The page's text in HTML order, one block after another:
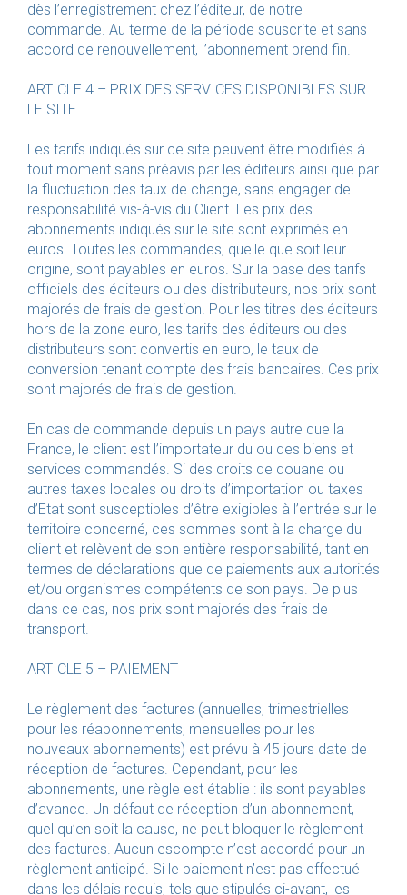
dès l’enregistrement chez l’éditeur, de notre
commande. Au terme de la période souscrite et sans
accord de renouvellement, l’abonnement prend fin.
ARTICLE 4 – PRIX DES SERVICES DISPONIBLES SUR
LE SITE
Les tarifs indiqués sur ce site peuvent être modifiés à
tout moment sans préavis par les éditeurs ainsi que par
la fluctuation des taux de change, sans engager de
responsabilité vis-à-vis du Client. Les prix des
abonnements indiqués sur le site sont exprimés en
euros. Toutes les commandes, quelle que soit leur
origine, sont payables en euros. Sur la base des tarifs
officiels des éditeurs ou des distributeurs, nos prix sont
majorés de frais de gestion. Pour les titres des éditeurs
hors de la zone euro, les tarifs des éditeurs ou des
distributeurs sont convertis en euro, le taux de
conversion tenant compte des frais bancaires. Ces prix
sont majorés de frais de gestion.
En cas de commande depuis un pays autre que la
France, le client est l’importateur du ou des biens et
services commandés. Si des droits de douane ou
autres taxes locales ou droits d’importation ou taxes
d’Etat sont susceptibles d’être exigibles à l’entrée sur le
territoire concerné, ces sommes sont à la charge du
client et relèvent de son entière responsabilité, tant en
termes de déclarations que de paiements aux autorités
et/ou organismes compétents de son pays. De plus
dans ce cas, nos prix sont majorés des frais de
transport.
ARTICLE 5 – PAIEMENT
Le règlement des factures (annuelles, trimestrielles
pour les réabonnements, mensuelles pour les
nouveaux abonnements) est prévu à 45 jours date de
réception de factures. Cependant, pour les
abonnements, une règle est établie : ils sont payables
d’avance. Un défaut de réception d’un abonnement,
quel qu’en soit la cause, ne peut bloquer le règlement
des factures. Aucun escompte n’est accordé pour un
règlement anticipé. Si le paiement n’est pas effectué
dans les délais requis, tels que stipulés ci-avant, les